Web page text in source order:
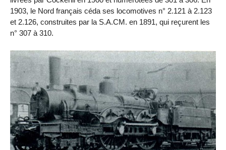
1903, le Nord français céda ses locomotives n° 2.121 à 2.123
et 2.126, construites par la S.A.CM. en 1891, qui reçurent les
n° 307 à 310.